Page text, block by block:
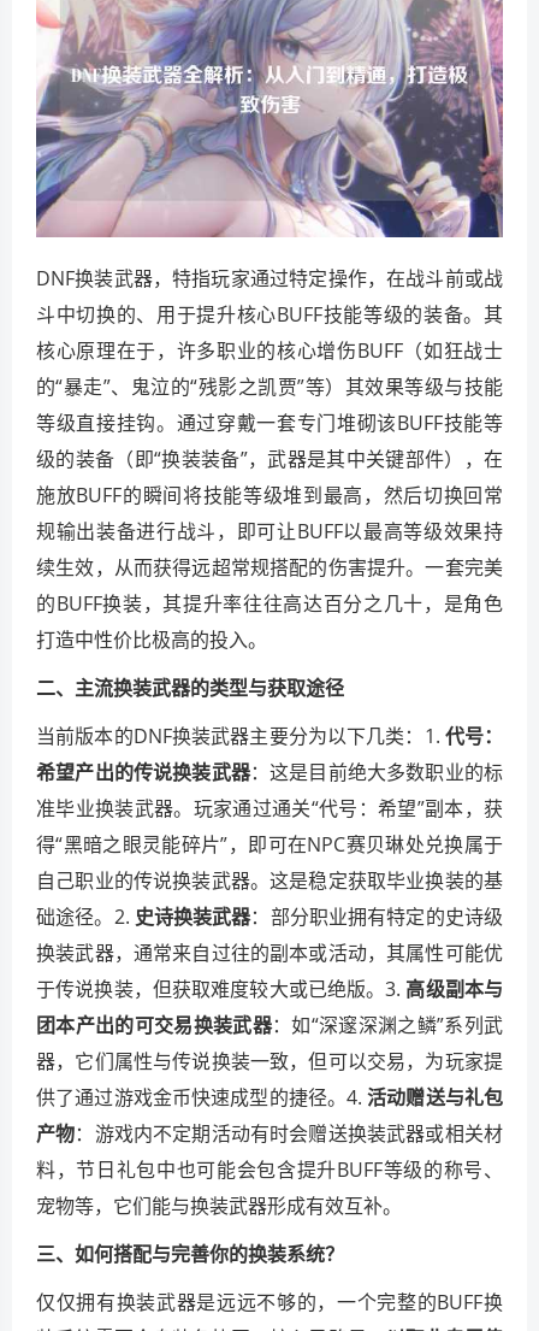
DNF换装武器，特指玩家通过特定操作，在战斗前或战
斗中切换的、用于提升核心BUFF技能等级的装备。其
核心原理在于，许多职业的核心增伤BUFF（如狂战士
的“暴走”、鬼泣的“残影之凯贾”等）其效果等级与技能
等级直接挂钩。通过穿戴一套专门堆砌该BUFF技能等
级的装备（即“换装装备”，武器是其中关键部件），在
施放BUFF的瞬间将技能等级堆到最高，然后切换回常
规输出装备进行战斗，即可让BUFF以最高等级效果持
续生效，从而获得远超常规搭配的伤害提升。一套完美
的BUFF换装，其提升率往往高达百分之几十，是角色
打造中性价比极高的投入。
二、主流换装武器的类型与获取途径
当前版本的DNF换装武器主要分为以下几类：1. 代号：
希望产出的传说换装武器：这是目前绝大多数职业的标
准毕业换装武器。玩家通过通关“代号：希望”副本，获
得“黑暗之眼灵能碎片”，即可在NPC赛贝琳处兑换属于
自己职业的传说换装武器。这是稳定获取毕业换装的基
础途径。2. 史诗换装武器：部分职业拥有特定的史诗级
换装武器，通常来自过往的副本或活动，其属性可能优
于传说换装，但获取难度较大或已绝版。3. 高级副本与
团本产出的可交易换装武器：如“深邃深渊之鳞”系列武
器，它们属性与传说换装一致，但可以交易，为玩家提
供了通过游戏金币快速成型的捷径。4.活动赠送与礼包
产物：游戏内不定期活动有时会赠送换装武器或相关材
料，节日礼包中也可能会包含提升BUFF等级的称号、
宠物等，它们能与换装武器形成有效互补。
三、如何搭配与完善你的换装系统？
仅仅拥有换装武器是远远不够的，一个完整的BUFF换